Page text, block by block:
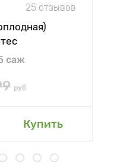
25 отзывов
саж
руб
Купить